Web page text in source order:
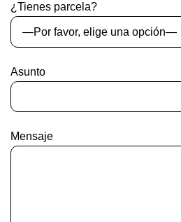
¿Tienes parcela?
Asunto
Mensaje